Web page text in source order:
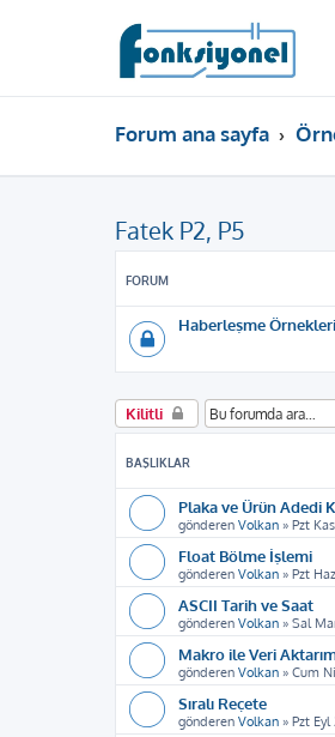
Forum ana sayfa
Fatek P2, P5
FORUM
Haberleşme Örnekleri
Kilitli
BAŞLIKLAR
Plaka ve Ürün Adedi
gönderen Volkan » Pzt
Float Bölme İşlemi
gönderen Volkan » Pzt
ASCII Tarih ve Saat
gönderen Volkan » Sal
Makro ile Veri
gönderen Volkan » Cum
Sıralı Reçete
gönderen Volkan » Pzt Eyl